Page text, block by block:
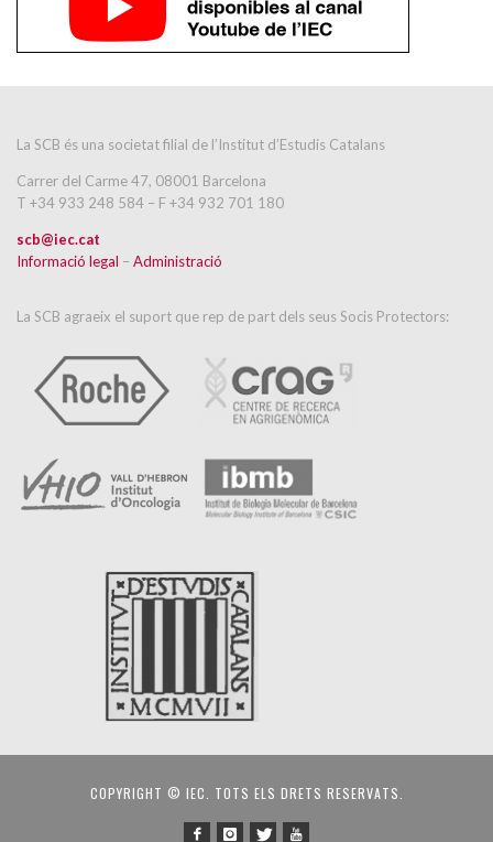
La SCB és una societat filial de l’Institut d’Estudis Catalans
Carrer del Carme 47, 08001 Barcelona
T +34 933 248 584 – F +34 932 701 180
scb@iec.cat
Informació legal – Administració
La SCB agraeix el suport que rep de part dels seus Socis Protectors:
COPYRIGHT © IEC. TOTS ELS DRETS RESERVATS.